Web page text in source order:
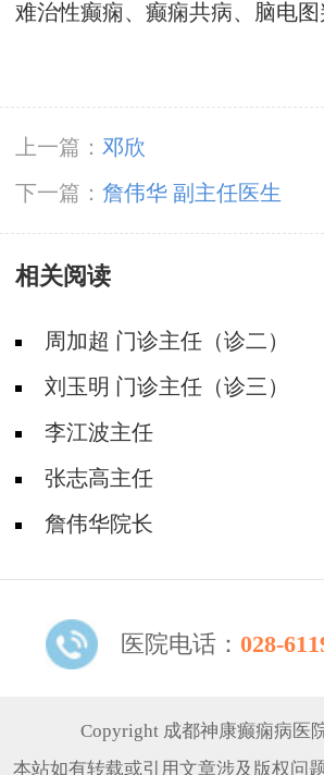
难治性癫痫、癫痫共病、脑电图
上一篇： 邓欣
下一篇： 詹伟华 副主任医生
相关阅读
周加超 门诊主任（诊二）
刘玉明 门诊主任（诊三）
李江波主任
张志高主任
詹伟华院长
医院电话： 028-
Copyright 成都神康癫痫病医
本站如有转载或引用文章涉及版权问